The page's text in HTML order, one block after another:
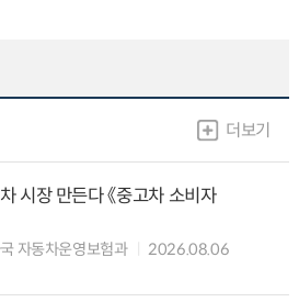
더보기
시장 만든다 《중고차 소비자
자동차운영보험과
2026.08.06